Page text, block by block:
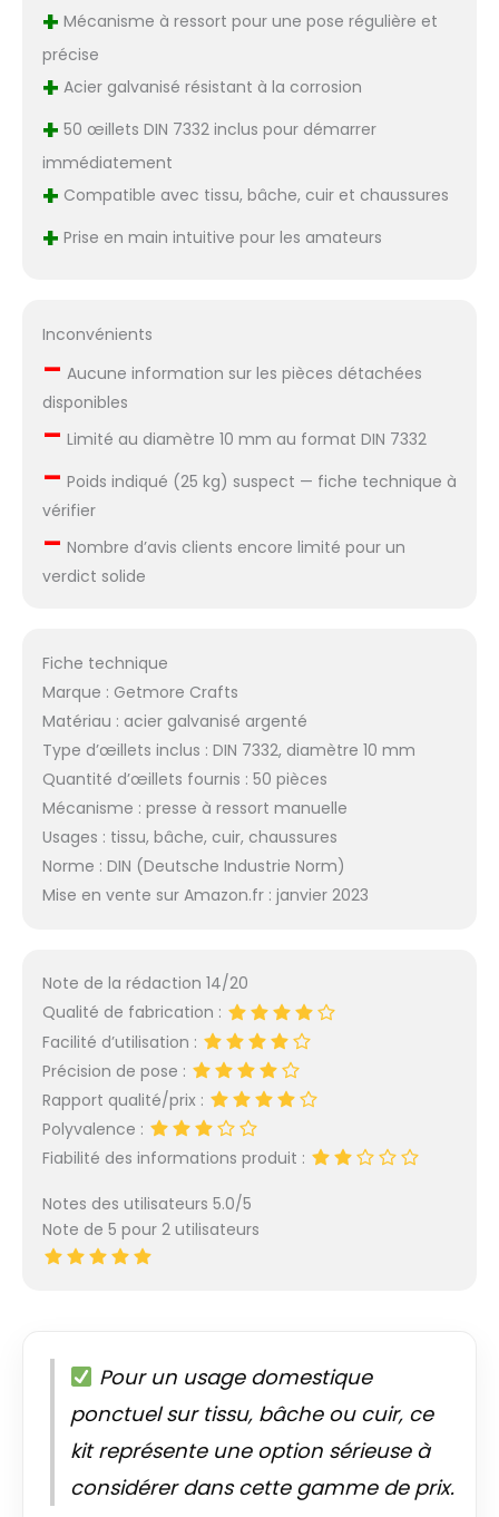
+ Mécanisme à ressort pour une pose régulière et
précise
+ Acier galvanisé résistant à la corrosion
+ 50 œillets DIN 7332 inclus pour démarrer
immédiatement
+ Compatible avec tissu, bâche, cuir et chaussures
+ Prise en main intuitive pour les amateurs
Inconvénients
– Aucune information sur les pièces détachées
disponibles
– Limité au diamètre 10 mm au format DIN 7332
– Poids indiqué (25 kg) suspect — fiche technique à
vérifier
– Nombre d’avis clients encore limité pour un
verdict solide
Fiche technique
Marque : Getmore Crafts
Matériau : acier galvanisé argenté
Type d’œillets inclus : DIN 7332, diamètre 10 mm
Quantité d’œillets fournis : 50 pièces
Mécanisme : presse à ressort manuelle
Usages : tissu, bâche, cuir, chaussures
Norme : DIN (Deutsche Industrie Norm)
Mise en vente sur Amazon.fr : janvier 2023
Note de la rédaction 14/20
Qualité de fabrication :
Facilité d’utilisation :
Précision de pose :
Rapport qualité/prix :
Polyvalence :
Fiabilité des informations produit :
Notes des utilisateurs 5.0/5
Note de 5 pour 2 utilisateurs
Pour un usage domestique
ponctuel sur tissu, bâche ou cuir, ce
kit représente une option sérieuse à
considérer dans cette gamme de prix.